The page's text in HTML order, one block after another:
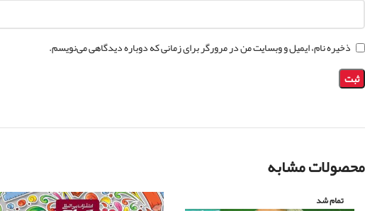
ذخیره نام، ایمیل و وبسایت من در مرورگر برای زمانی که دوباره دیدگاهی می‌نویسم.
محصولات مشابه
تمام شد